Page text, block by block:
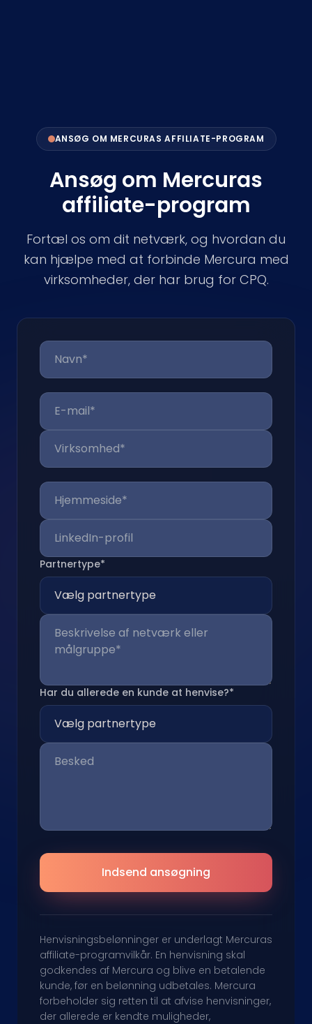
ANSØG OM MERCURAS AFFILIATE-PROGRAM
Ansøg om Mercuras
affiliate-program
Fortæl os om dit netværk, og hvordan du
kan hjælpe med at forbinde Mercura med
virksomheder, der har brug for CPQ.
Partnertype*
Har du allerede en kunde at henvise?*
Indsend ansøgning
Henvisningsbelønninger er underlagt Mercuras
affiliate-programvilkår. En henvisning skal
godkendes af Mercura og blive en betalende
kunde, før en belønning udbetales. Mercura
forbeholder sig retten til at afvise henvisninger,
der allerede er kendte muligheder,